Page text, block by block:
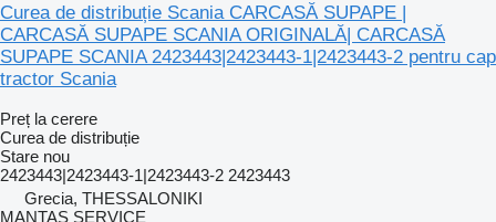
Curea de distribuție Scania CARCASĂ SUPAPE |
CARCASĂ SUPAPE SCANIA ORIGINALĂ| CARCASĂ
SUPAPE SCANIA 2423443|2423443-1|2423443-2 pentru cap
tractor Scania
Preț la cerere
Curea de distribuție
Stare nou
2423443|2423443-1|2423443-2 2423443
Grecia, THESSALONIKI
MANTAS SERVICE